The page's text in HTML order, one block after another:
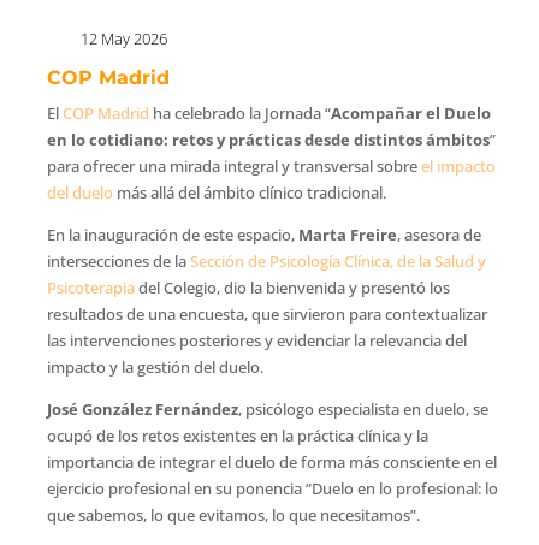
12 May 2026
COP Madrid
ElCOP Madrid ha celebrado la Jornada “Acompañar el Duelo
en lo cotidiano: retos y prácticas desde distintos ámbitos”
para ofrecer una mirada integral y transversal sobreel impacto
del duelo más allá del ámbito clínico tradicional.
En la inauguración de este espacio, Marta Freire, asesora de
intersecciones de laSección de Psicología Clínica, de la Salud y
Psicoterapiadel Colegio, dio la bienvenida y presentó los
resultados de una encuesta, que sirvieron para contextualizar
las intervenciones posteriores y evidenciar la relevancia del
impacto y la gestión del duelo.
José González Fernández, psicólogo especialista en duelo, se
ocupó de los retos existentes en la práctica clínica y la
importancia de integrar el duelo de forma más consciente en el
ejercicio profesional en su ponencia “Duelo en lo profesional: lo
que sabemos, lo que evitamos, lo que necesitamos”.